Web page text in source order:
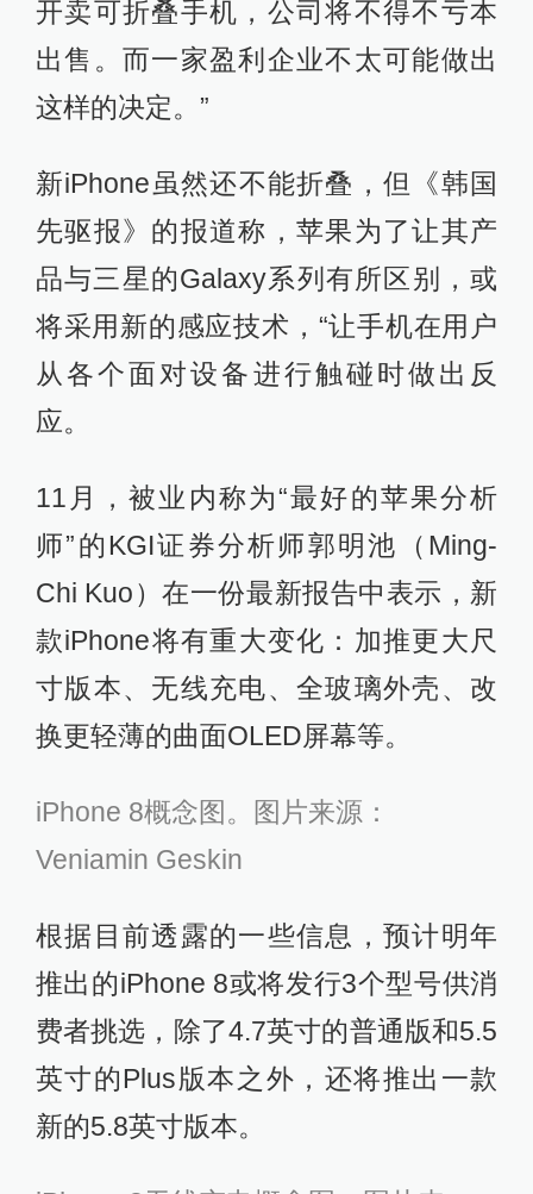
开卖可折叠手机，公司将不得不亏本
出售。而一家盈利企业不太可能做出
这样的决定。”
新iPhone虽然还不能折叠，但《韩国
先驱报》的报道称，苹果为了让其产
品与三星的Galaxy系列有所区别，或
将采用新的感应技术，“让手机在用户
从各个面对设备进行触碰时做出反
应。
11月，被业内称为“最好的苹果分析
师”的KGI证券分析师郭明池（Ming-
Chi Kuo）在一份最新报告中表示，新
款iPhone将有重大变化：加推更大尺
寸版本、无线充电、全玻璃外壳、改
换更轻薄的曲面OLED屏幕等。
iPhone 8概念图。图片来源：
Veniamin Geskin
根据目前透露的一些信息，预计明年
推出的iPhone 8或将发行3个型号供消
费者挑选，除了4.7英寸的普通版和5.5
英寸的Plus版本之外，还将推出一款
新的5.8英寸版本。